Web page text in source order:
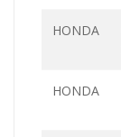
HONDA
HONDA